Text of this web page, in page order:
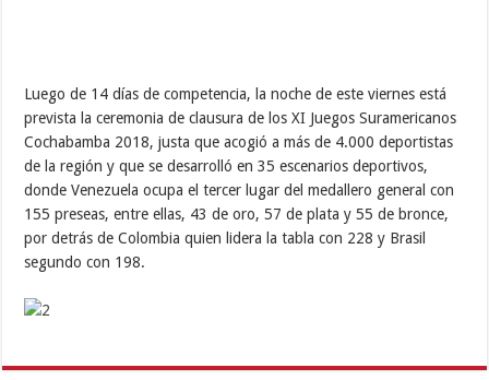
Luego de 14 días de competencia, la noche de este viernes está
prevista la ceremonia de clausura de los XI Juegos Suramericanos
Cochabamba 2018, justa que acogió a más de 4.000 deportistas
de la región y que se desarrolló en 35 escenarios deportivos,
donde Venezuela ocupa el tercer lugar del medallero general con
155 preseas, entre ellas, 43 de oro, 57 de plata y 55 de bronce,
por detrás de Colombia quien lidera la tabla con 228 y Brasil
segundo con 198.